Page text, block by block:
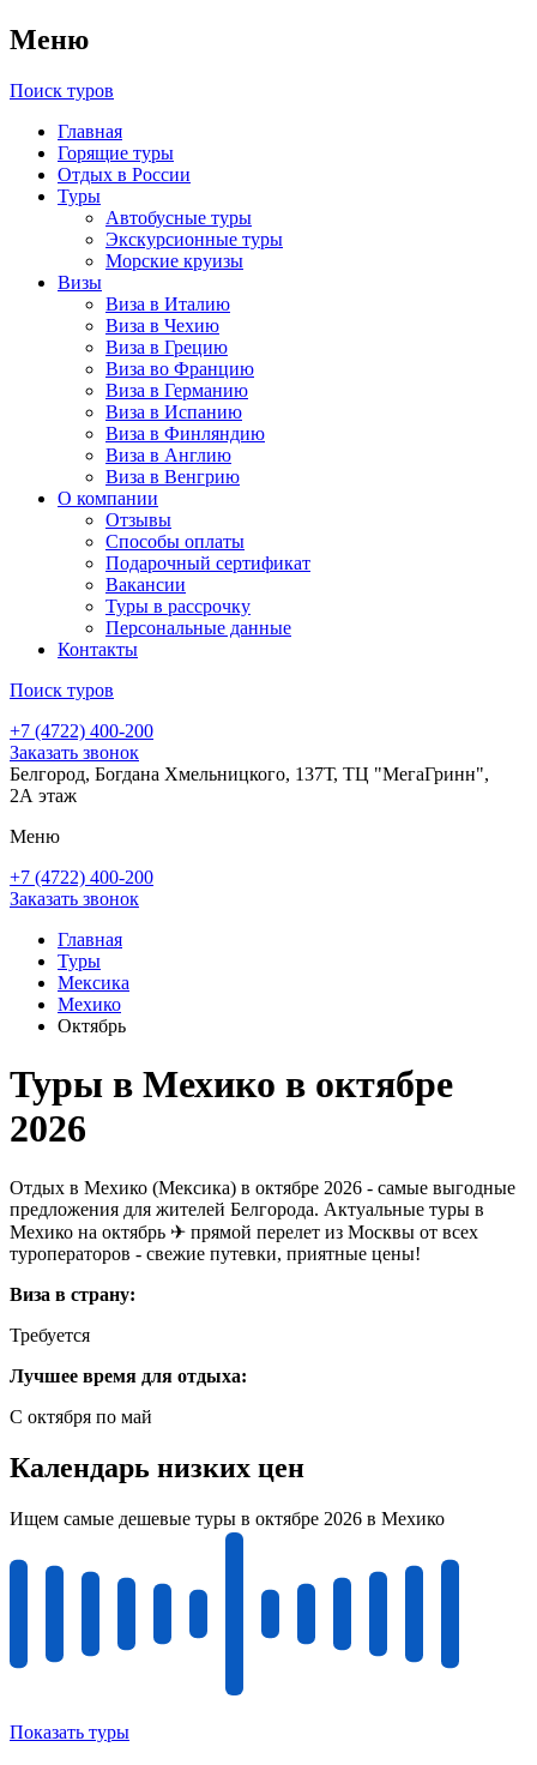
Меню
Поиск туров
Главная
Горящие туры
Отдых в России
Туры
Автобусные туры
Экскурсионные туры
Морские круизы
Визы
Виза в Италию
Виза в Чехию
Виза в Грецию
Виза во Францию
Виза в Германию
Виза в Испанию
Виза в Финляндию
Виза в Англию
Виза в Венгрию
О компании
Отзывы
Способы оплаты
Подарочный сертификат
Вакансии
Туры в рассрочку
Персональные данные
Контакты
Поиск туров
+7 (4722) 400-200
Заказать звонок
Белгород, Богдана Хмельницкого, 137Т, ТЦ "МегаГринн",
2А этаж
Меню
+7 (4722) 400-200
Заказать звонок
Главная
Туры
Мексика
Мехико
Октябрь
Туры в Мехико в октябре
2026
Отдых в Мехико (Мексика) в октябре 2026 - самые выгодные
предложения для жителей Белгорода. Актуальные туры в
Мехико на октябрь ✈ прямой перелет из Москвы от всех
туроператоров - свежие путевки, приятные цены!
Виза в страну:
Требуется
Лучшее время для отдыха:
С октября по май
Календарь низких цен
Ищем самые дешевые туры в октябре 2026 в Мехико
Показать туры